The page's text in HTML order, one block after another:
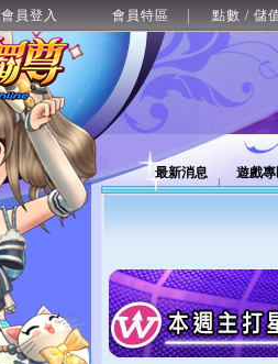
會員登入 會員特區 點數 / 儲
最新消息 遊戲